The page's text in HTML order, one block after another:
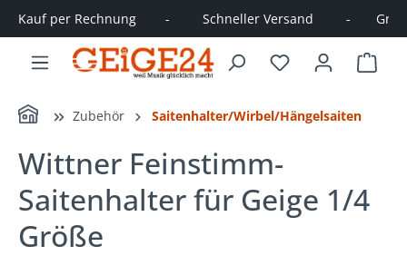
springen
Kauf per Rechnung        -         Schneller Versand         -
Home Zubehör Saitenhalter/Wirbel/Hängelsaiten
Wittner Feinstimm-
Saitenhalter für Geige 1/4
Größe